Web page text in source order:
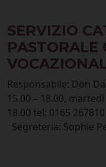
SERVIZIO
PASTORALE
Responsabile: Don
15.00 – 18.00,
18.00 tel: 0165
Segreteria: Sophie